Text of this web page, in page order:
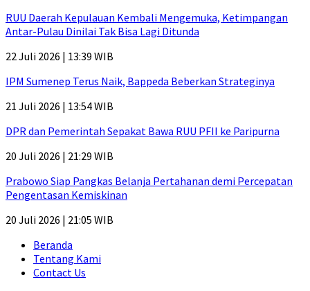
RUU Daerah Kepulauan Kembali Mengemuka, Ketimpangan
Antar-Pulau Dinilai Tak Bisa Lagi Ditunda
22 Juli 2026 | 13:39 WIB
IPM Sumenep Terus Naik, Bappeda Beberkan Strateginya
21 Juli 2026 | 13:54 WIB
DPR dan Pemerintah Sepakat Bawa RUU PFII ke Paripurna
20 Juli 2026 | 21:29 WIB
Prabowo Siap Pangkas Belanja Pertahanan demi Percepatan
Pengentasan Kemiskinan
20 Juli 2026 | 21:05 WIB
Beranda
Tentang Kami
Contact Us